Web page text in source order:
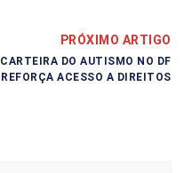
PRÓXIMO ARTIGO
CARTEIRA DO AUTISMO NO DF
REFORÇA ACESSO A DIREITOS